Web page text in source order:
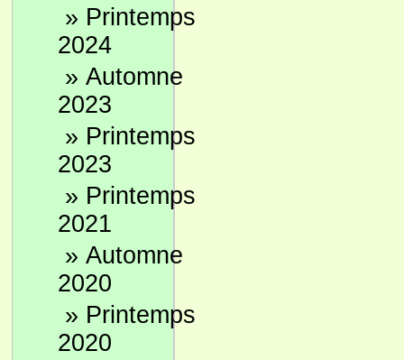
» Printemps
2024
» Automne
2023
» Printemps
2023
» Printemps
2021
» Automne
2020
» Printemps
2020